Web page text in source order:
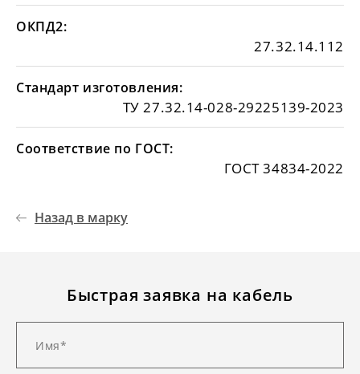
ОКПД2:
27.32.14.112
Стандарт изготовления:
ТУ 27.32.14-028-29225139-2023
Соответствие по ГОСТ:
ГОСТ 34834-2022
Назад в марку
Быстрая заявка на кабель